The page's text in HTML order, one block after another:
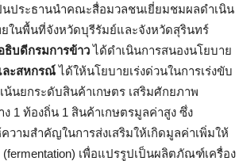
นประธานนำคณะสื่อมวลชนเยี่ยมชมผลดำเนิน
ในพื้นที่จังหวัดบุรีรัมย์และจังหวัดสุรินทร์
บดีกรมการข้าว​ ได้ดำเนินการสนองนโยบาย
ละสหกรณ์ได้ให้นโยบายเร่งด่วนในการเร่งขับ
น้นยกระดับสินค้าเกษตร เสริมศักยภาพ
1 ท้องถิ่น 1 สินค้าเกษตรมูลค่าสูง ซึ่ง
ามสำคัญในการส่งเสริมให้เกิดมูลค่าเพิ่มให้
เพื่อแปรรูปเป็นผลิตภัณฑ์เครื่อง